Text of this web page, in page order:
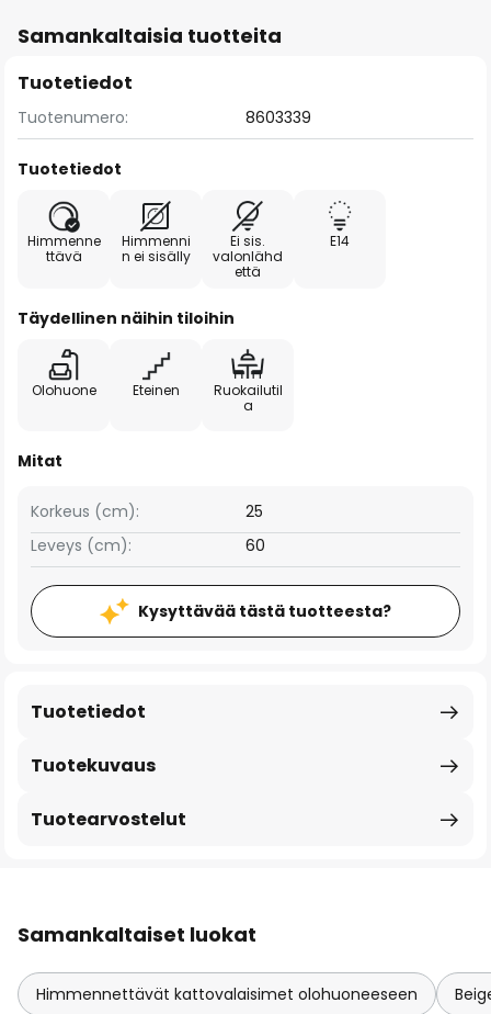
Samankaltaisia tuotteita
Tuotetiedot
Tuotenumero: 8603339
Tuotetiedot
Himmenne
ttävä
Himmenni
n ei sisälly
Ei sis.
valonlähd
että
E14
Täydellinen näihin tiloihin
Olohuone Eteinen
Ruokailutil
a
Mitat
Leveys (cm): 60
Korkeus (cm): 25
Kysyttävää tästä tuotteesta?
Tuotekuvaus
Tuotetiedot
Tuotearvostelut
Samankaltaiset luokat
Himmennettävät kattovalaisimet olohuoneeseen